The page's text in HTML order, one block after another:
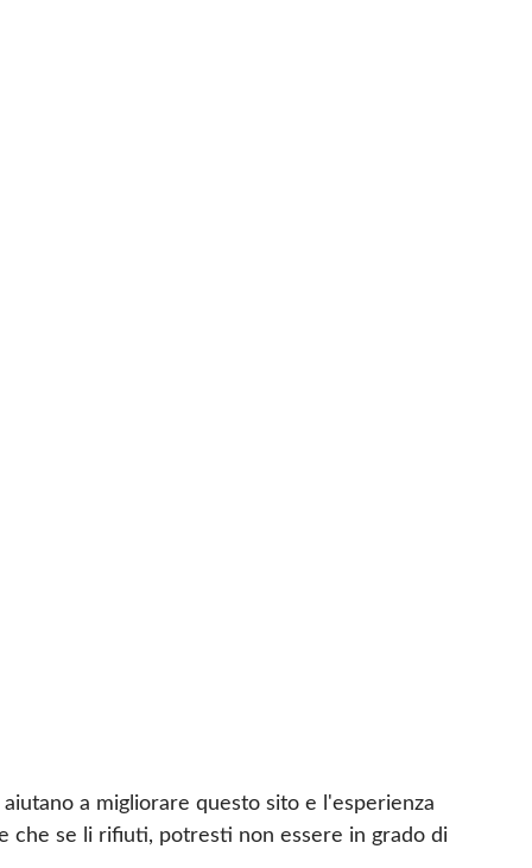
a migliorare questo sito e l'esperienza
che se li rifiuti, potresti non essere in grado di